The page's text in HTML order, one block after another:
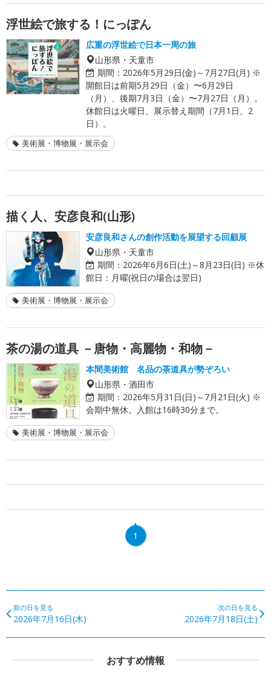
浮世絵で旅する！にっぽん
広重の浮世絵で日本一周の旅
山形県・天童市
期間： 2026年5月29日(金)～7月27日(月) ※
開館日は前期5月29日（金）〜6月29日
（月）、後期7月3日（金）〜7月27日（月）。
休館日は火曜日、展示替え期間（7月1日、2
日）。
美術展・博物展・展示会
描く人、安彦良和(山形)
安彦良和さんの創作活動を展望する回顧展
山形県・天童市
期間： 2026年6月6日(土)～8月23日(日) ※休
館日：月曜(祝日の場合は翌日)
美術展・博物展・展示会
茶の湯の道具 －唐物・高麗物・和物－
本間美術館 名品の茶道具が勢ぞろい
山形県・酒田市
期間： 2026年5月31日(日)～7月21日(火) ※
会期中無休。入館は16時30分まで。
美術展・博物展・展示会
1
前の日を見る
2026年7月16日(木)
次の日を見る
2026年7月18日(土)
おすすめ情報